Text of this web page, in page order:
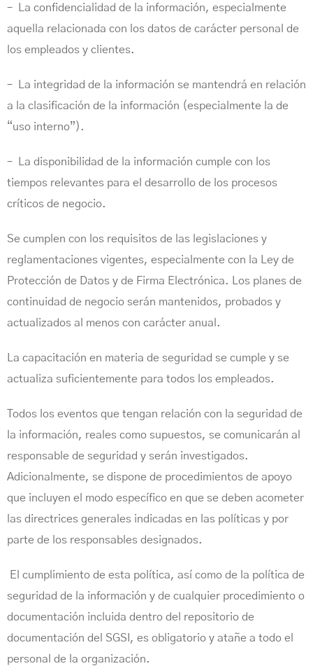
– La confidencialidad de la información, especialmente
aquella relacionada con los datos de carácter personal de
los empleados y clientes.
– La integridad de la información se mantendrá en relación
a la clasificación de la información (especialmente la de
“uso interno”).
– La disponibilidad de la información cumple con los
tiempos relevantes para el desarrollo de los procesos
críticos de negocio.
Se cumplen con los requisitos de las legislaciones y
reglamentaciones vigentes, especialmente con la Ley de
Protección de Datos y de Firma Electrónica. Los planes de
continuidad de negocio serán mantenidos, probados y
actualizados al menos con carácter anual.
La capacitación en materia de seguridad se cumple y se
actualiza suficientemente para todos los empleados.
Todos los eventos que tengan relación con la seguridad de
la información, reales como supuestos, se comunicarán al
responsable de seguridad y serán investigados.
Adicionalmente, se dispone de procedimientos de apoyo
que incluyen el modo específico en que se deben acometer
las directrices generales indicadas en las políticas y por
parte de los responsables designados.
El cumplimiento de esta política, así como de la política de
seguridad de la información y de cualquier procedimiento o
documentación incluida dentro del repositorio de
documentación del SGSI, es obligatorio y atañe a todo el
personal de la organización.